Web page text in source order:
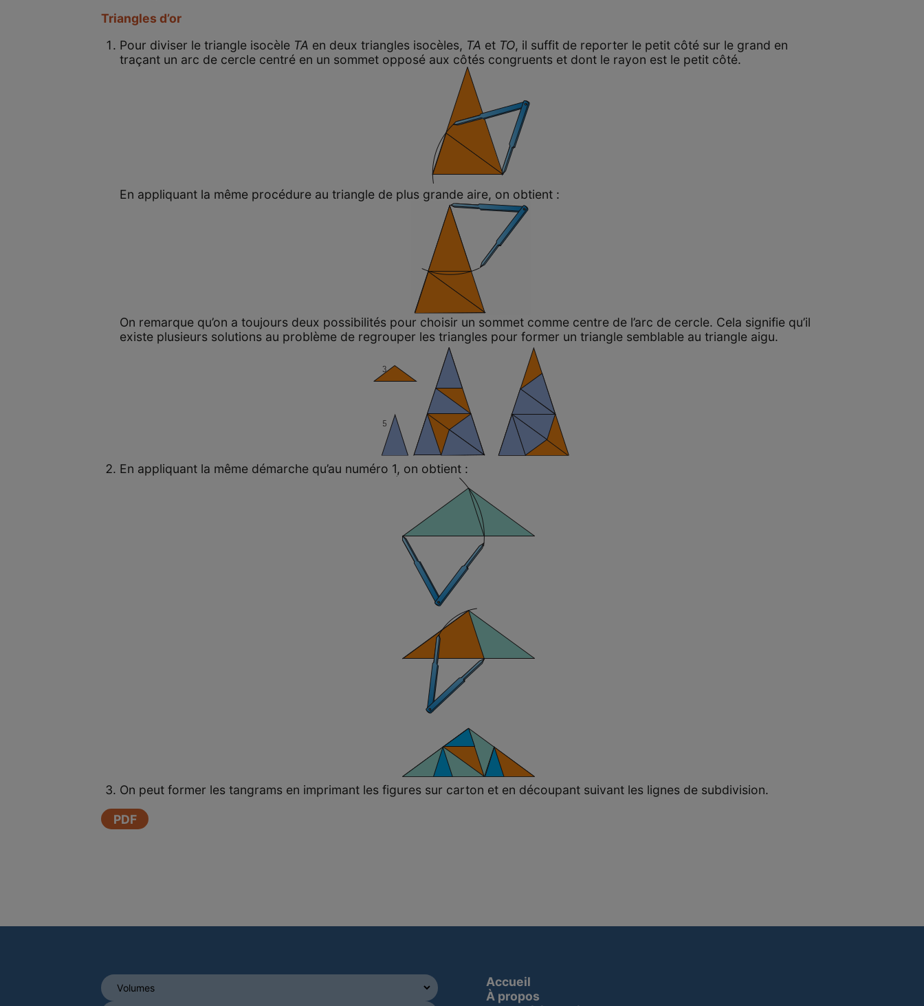
Triangles d’or
Pour diviser le triangle isocèle TA en deux triangles isocèles, TA et TO, il suffit de reporter le petit côté sur le grand en
traçant un arc de cercle centré en un sommet opposé aux côtés congruents et dont le rayon est le petit côté.
En appliquant la même procédure au triangle de plus grande aire, on obtient :
On remarque qu’on a toujours deux possibilités pour choisir un sommet comme centre de l’arc de cercle. Cela signifie qu’il
existe plusieurs solutions au problème de regrouper les triangles pour former un triangle semblable au triangle aigu.
En appliquant la même démarche qu’au numéro 1, on obtient :
On peut former les tangrams en imprimant les figures sur carton et en découpant suivant les lignes de subdivision.
PDF
Accueil
À propos